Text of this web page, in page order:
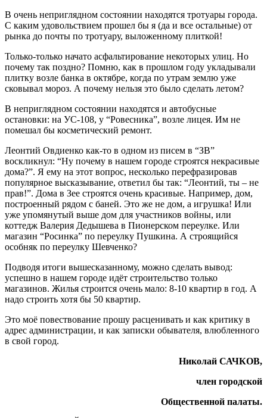
В очень неприглядном состоянии находятся тротуары города.
С каким удовольствием прошел бы я (да и все остальные) от
рынка до почты по тротуару, выложенному плиткой!
Только-только начато асфальтирование некоторых улиц. Но
почему так поздно? Помню, как в прошлом году укладывали
плитку возле банка в октябре, когда по утрам землю уже
сковывал мороз. А почему нельзя это было сделать летом?
В неприглядном состоянии находятся и автобусные
остановки: на УС-108, у “Ровесника”, возле лицея. Им не
помешал бы косметический ремонт.
Леонтий Овдиенко как-то в одном из писем в “ЗВ”
воскликнул: “Ну почему в нашем городе строятся некрасивые
дома?”. Я ему на этот вопрос, несколько перефразировав
популярное высказывание, ответил бы так: “Леонтий, ты – не
прав!”. Дома в Зее строятся очень красивые. Например, дом,
построенный рядом с баней. Это же не дом, а игрушка! Или
уже упомянутый выше дом для участников войны, или
коттедж Валерия Дедышева в Пионерском переулке. Или
магазин “Росинка” по переулку Пушкина. А строящийся
особняк по переулку Шевченко?
Подводя итоги вышесказанному, можно сделать вывод:
успешно в нашем городе идёт строительство только
магазинов. Жилья строится очень мало: 8-10 квартир в год. А
надо строить хотя бы 50 квартир.
Это моё повествование прошу расценивать и как критику в
адрес администрации, и как записки обывателя, влюбленного
в свой город.
Николай САЧКОВ,
член городской
Общественной палаты.